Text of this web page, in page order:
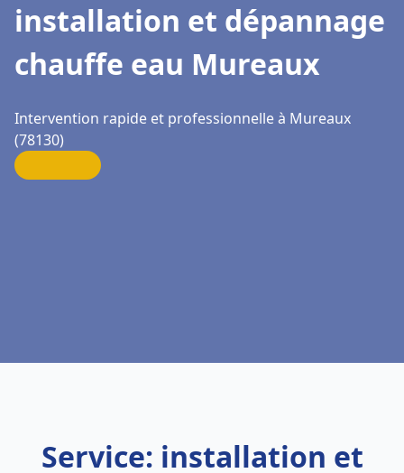
installation et dépannage
chauffe eau Mureaux
Intervention rapide et professionnelle à Mureaux
(78130)
Service: installation et